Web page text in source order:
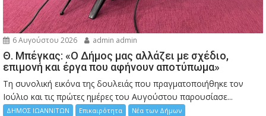
6 Αυγούστου 2026 admin admin
Θ. Μπέγκας: «Ο Δήμος μας αλλάζει με σχέδιο,
επιμονή και έργα που αφήνουν αποτύπωμα»
Τη συνολική εικόνα της δουλειάς που πραγματοποιήθηκε τον
Ιούλιο και τις πρώτες ημέρες του Αυγούστου παρουσίασε...
ΔΗΜΟΣ ΙΩΑΝΝΙΤΩΝ Επικαιρότητα Νέα των Δήμων